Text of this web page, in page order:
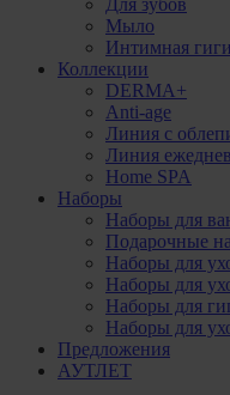
Для зубов
Мыло
Интимная
Коллекции
DERMA+
Anti-age
Линия с
Линия
Home SPA
Наборы
Наборы для
Подарочные
Наборы для
Наборы для
Наборы для
Наборы для
Предложения
АУТЛЕТ